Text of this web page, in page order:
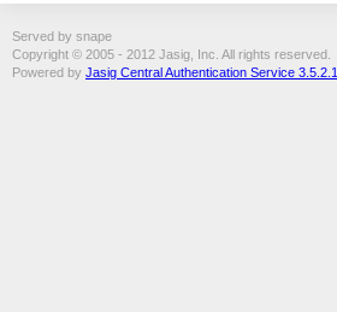
Served by snape
Copyright © 2005 - 2012 Jasig, Inc. All rights reserved.
Powered by Jasig Central Authentication Service 3.5.2.1